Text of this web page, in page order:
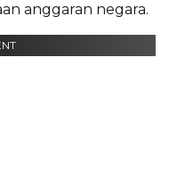
anggaran negara.